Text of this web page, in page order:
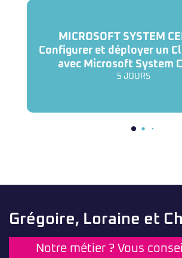
MICROSOFT SYSTEM
Configurer et déployer un
avec Microsoft System
5 JOURS
Grégoire, Loraine et
Notre métier ? Vous